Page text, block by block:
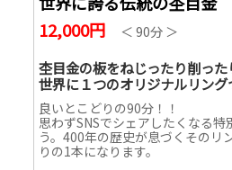
12,000円 ＜ 90分 ＞
杢目金の板をねじったり削った
世界に１つのオリジナルリング
良いとこどりの90分！！
思わずSNSでシェアしたくなる特
う。400年の歴史が息づくそのリ
りの1本になります。